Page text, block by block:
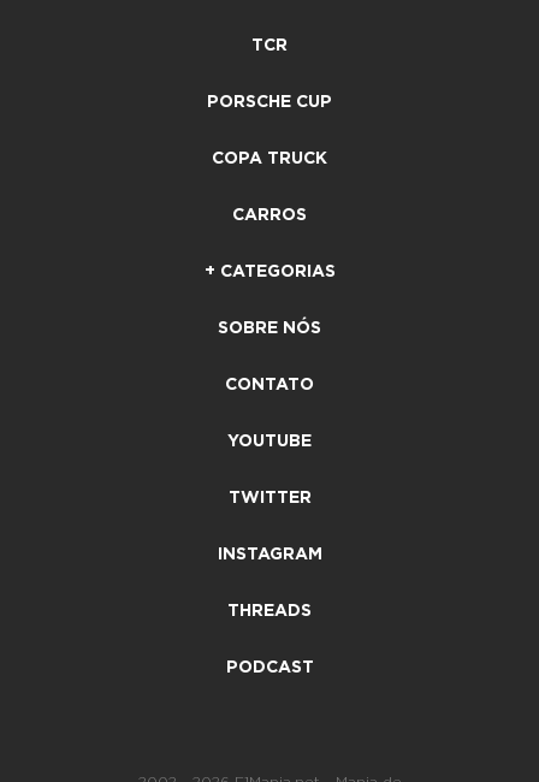
TCR
PORSCHE CUP
COPA TRUCK
CARROS
+ CATEGORIAS
SOBRE NÓS
CONTATO
YOUTUBE
TWITTER
INSTAGRAM
THREADS
PODCAST